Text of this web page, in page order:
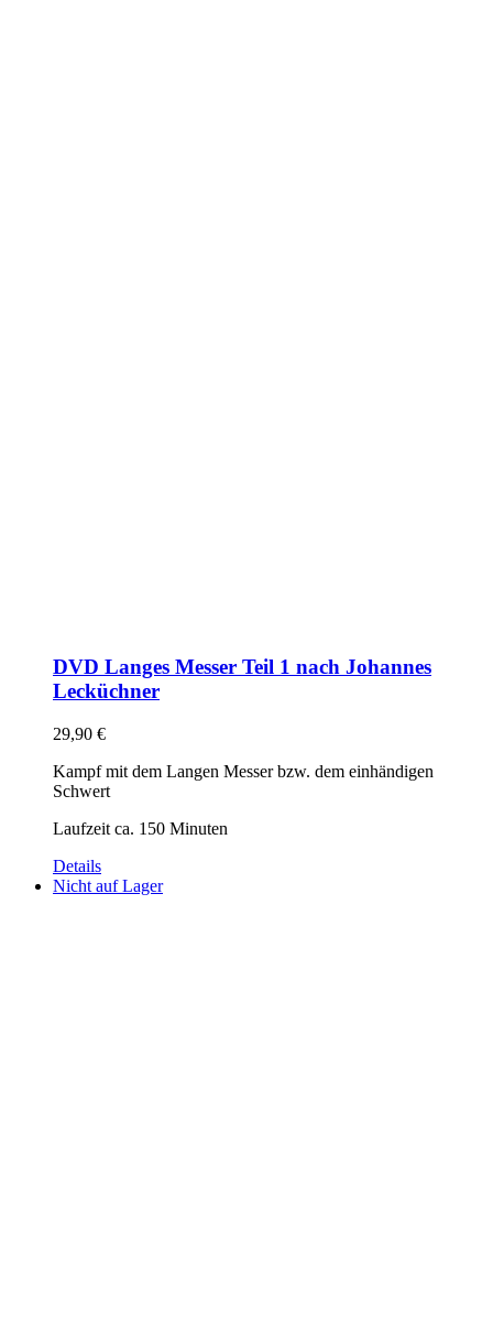
DVD Langes Messer Teil 1 nach Johannes
Lecküchner
29,90 €
Kampf mit dem Langen Messer bzw. dem einhändigen
Schwert
Laufzeit ca. 150 Minuten
Details
Nicht auf Lager